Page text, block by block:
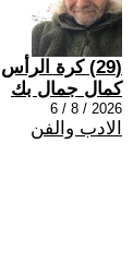
(29) كرة الرأس
كمال جمال بك
2026 / 8 / 6
الادب والفن